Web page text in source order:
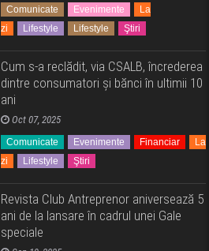
Comunicate Evenimente
La
zi
Lifestyle Lifestyle Ştiri
Cum s-a reclădit, via CSALB, încrederea
dintre consumatori și bănci în ultimii 10
ani
Oct 07, 2025
Comunicate Evenimente Financiar
La
zi
Lifestyle Ştiri
Revista Club Antreprenor aniversează 5
ani de la lansare în cadrul unei Gale
speciale